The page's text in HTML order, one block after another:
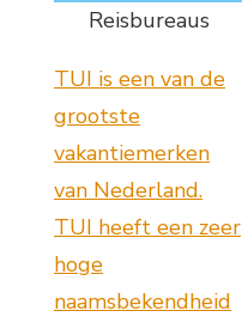
Reisbureaus
TUI is een van de
grootste
vakantiemerken
van Nederland.
TUI heeft een zeer
hoge
naamsbekendheid